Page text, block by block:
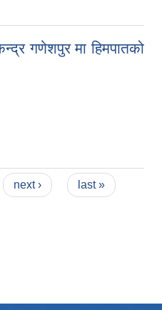
गणेशपुर मा हिमपातको
next › last »